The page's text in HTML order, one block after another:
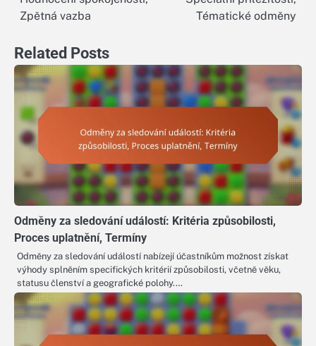
Zpětná vazba
Tématické odměny
Related Posts
Odměny za sledování událostí: Kritéria způsobilosti,
Proces uplatnění, Termíny
Odměny za sledování událostí nabízejí účastníkům možnost získat
výhody splněním specifických kritérií způsobilosti, včetně věku,
statusu členství a geografické polohy.…